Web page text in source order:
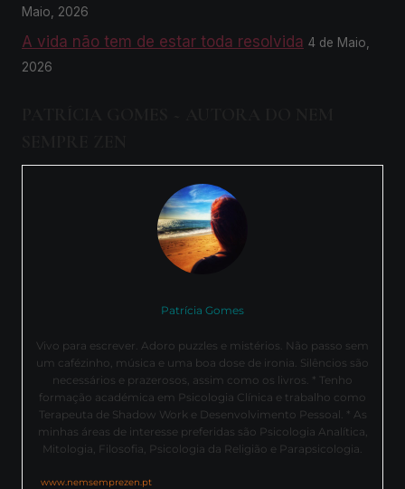
Maio, 2026
A vida não tem de estar toda resolvida 4 de Maio,
2026
Patrícia Gomes
Vivo para escrever. Adoro puzzles e mistérios. Não passo sem
um cafézinho, música e uma boa dose de ironia. Silêncios são
necessários e prazerosos, assim como os livros. * Tenho
formação académica em Psicologia Clínica e trabalho como
Terapeuta de Shadow Work e Desenvolvimento Pessoal. * As
minhas áreas de interesse preferidas são Psicologia Analítica,
Mitologia, Filosofia, Psicologia da Religião e Parapsicologia.
www.nemsemprezen.pt